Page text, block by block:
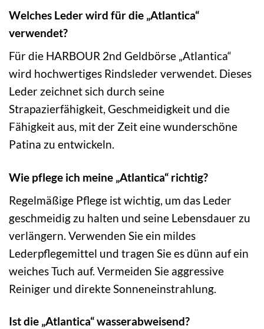
Welches Leder wird für die „Atlantica“
verwendet?
Für die HARBOUR 2nd Geldbörse „Atlantica“
wird hochwertiges Rindsleder verwendet. Dieses
Leder zeichnet sich durch seine
Strapazierfähigkeit, Geschmeidigkeit und die
Fähigkeit aus, mit der Zeit eine wunderschöne
Patina zu entwickeln.
Wie pflege ich meine „Atlantica“ richtig?
Regelmäßige Pflege ist wichtig, um das Leder
geschmeidig zu halten und seine Lebensdauer zu
verlängern. Verwenden Sie ein mildes
Lederpflegemittel und tragen Sie es dünn auf ein
weiches Tuch auf. Vermeiden Sie aggressive
Reiniger und direkte Sonneneinstrahlung.
Ist die „Atlantica“ wasserabweisend?